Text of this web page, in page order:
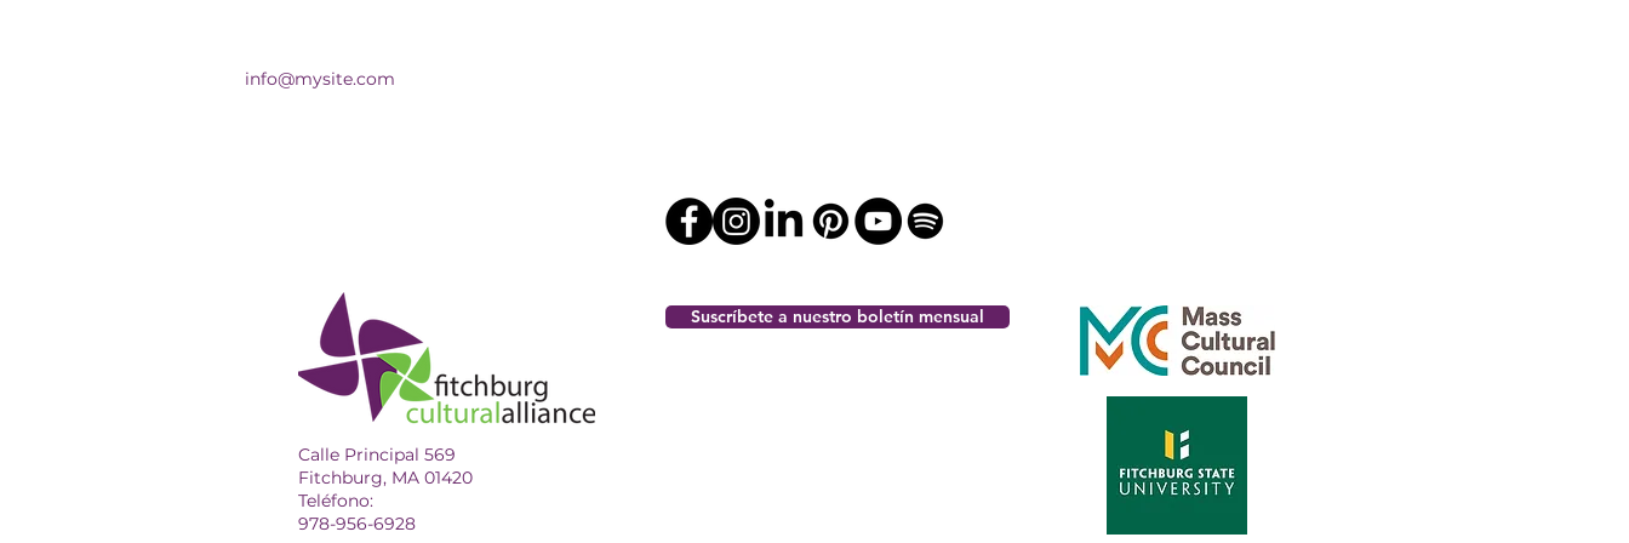
info@mysite.com
Calle Principal 569
Fitchburg, MA 01420
Teléfono:
978-956-6928
Suscríbete a nuestro boletín mensual